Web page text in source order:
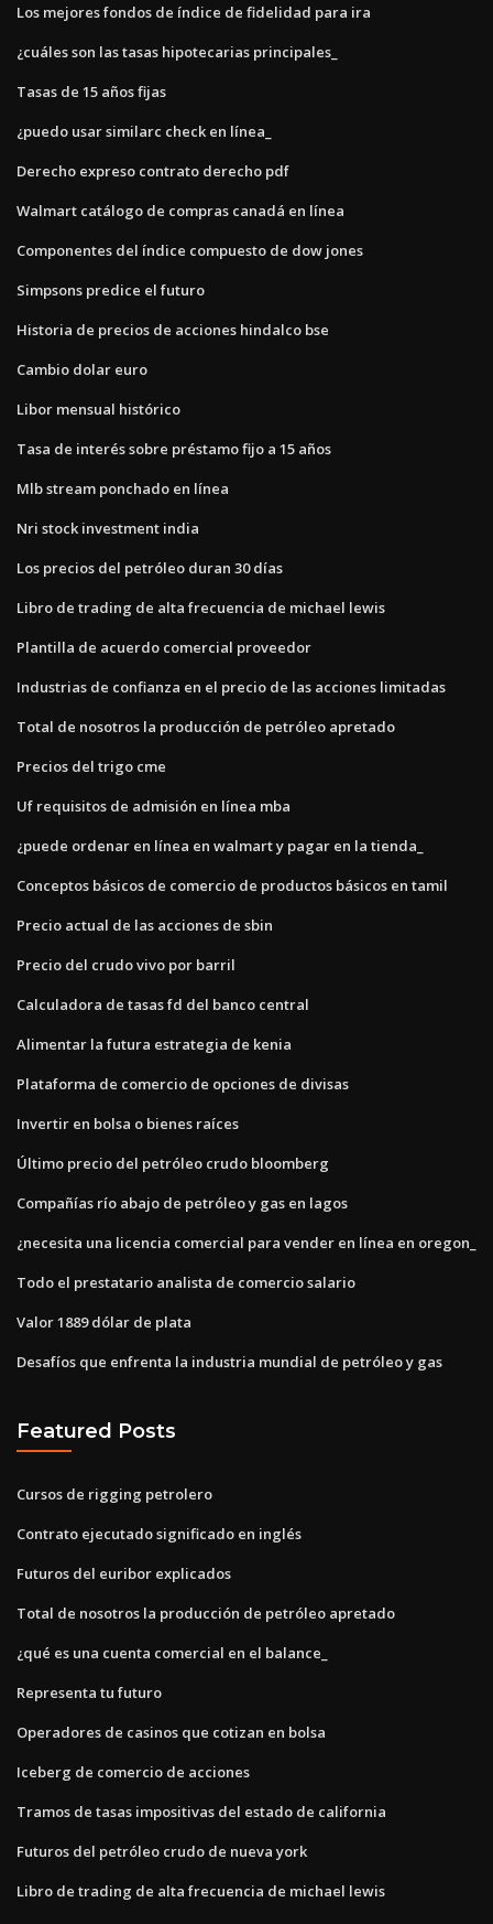
Los mejores fondos de índice de fidelidad para ira
¿cuáles son las tasas hipotecarias principales_
Tasas de 15 años fijas
¿puedo usar similarc check en línea_
Derecho expreso contrato derecho pdf
Walmart catálogo de compras canadá en línea
Componentes del índice compuesto de dow jones
Simpsons predice el futuro
Historia de precios de acciones hindalco bse
Cambio dolar euro
Libor mensual histórico
Tasa de interés sobre préstamo fijo a 15 años
Mlb stream ponchado en línea
Nri stock investment india
Los precios del petróleo duran 30 días
Libro de trading de alta frecuencia de michael lewis
Plantilla de acuerdo comercial proveedor
Industrias de confianza en el precio de las acciones limitadas
Total de nosotros la producción de petróleo apretado
Precios del trigo cme
Uf requisitos de admisión en línea mba
¿puede ordenar en línea en walmart y pagar en la tienda_
Conceptos básicos de comercio de productos básicos en tamil
Precio actual de las acciones de sbin
Precio del crudo vivo por barril
Calculadora de tasas fd del banco central
Alimentar la futura estrategia de kenia
Plataforma de comercio de opciones de divisas
Invertir en bolsa o bienes raíces
Último precio del petróleo crudo bloomberg
Compañías río abajo de petróleo y gas en lagos
¿necesita una licencia comercial para vender en línea en oregon_
Todo el prestatario analista de comercio salario
Valor 1889 dólar de plata
Desafíos que enfrenta la industria mundial de petróleo y gas
Featured Posts
Cursos de rigging petrolero
Contrato ejecutado significado en inglés
Futuros del euribor explicados
Total de nosotros la producción de petróleo apretado
¿qué es una cuenta comercial en el balance_
Representa tu futuro
Operadores de casinos que cotizan en bolsa
Iceberg de comercio de acciones
Tramos de tasas impositivas del estado de california
Futuros del petróleo crudo de nueva york
Libro de trading de alta frecuencia de michael lewis